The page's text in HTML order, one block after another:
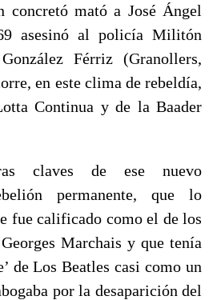
concretó mató a José Ángel
asesinó al policía Militón
Férriz (Granollers,
en este clima de rebeldía,
Continua y de la Baader
claves de ese nuevo
permanente, que lo
fue calificado como el de los
Marchais y que tenía
de Los Beatles casi como un
por la desaparición del